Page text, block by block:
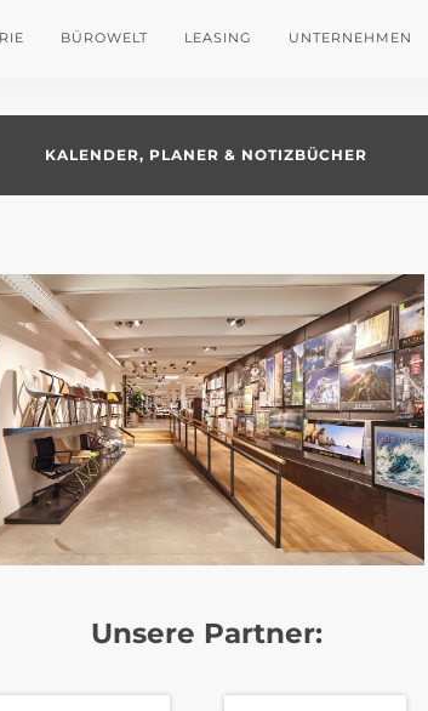
BÜROWELT LEASING UNTERNEHMEN
KALENDER, PLANER & NOTIZBÜCHER
Unsere Partner: